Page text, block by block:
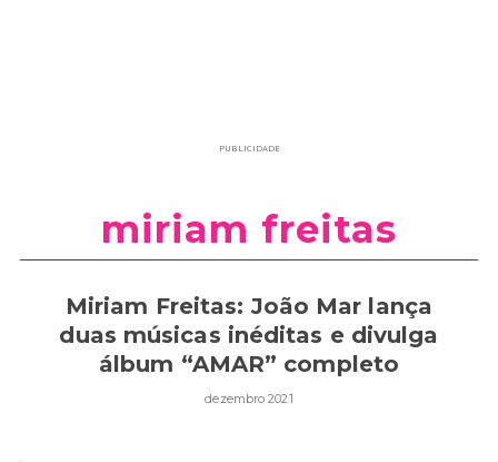
PUBLICIDADE
miriam freitas
Miriam Freitas: João Mar lança
duas músicas inéditas e divulga
álbum “AMAR” completo
dezembro 2021